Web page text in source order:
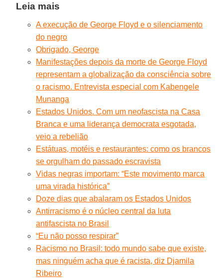
Leia mais
A execução de George Floyd e o silenciamento
do negro
Obrigado, George
Manifestações depois da morte de George Floyd
representam a globalização da consciência sobre
o racismo. Entrevista especial com Kabengele
Munanga
Estados Unidos. Com um neofascista na Casa
Branca e uma liderança democrata esgotada,
veio a rebelião
Estátuas, motéis e restaurantes: como os brancos
se orgulham do passado escravista
Vidas negras importam: “Este movimento marca
uma virada histórica”
Doze dias que abalaram os Estados Unidos
Antirracismo é o núcleo central da luta
antifascista no Brasil
“Eu não posso respirar”
Racismo no Brasil: todo mundo sabe que existe,
mas ninguém acha que é racista, diz Djamila
Ribeiro